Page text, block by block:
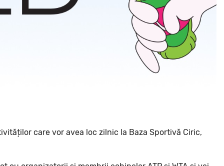
care vor avea loc zilnic la Baza Sportivă Ciric,